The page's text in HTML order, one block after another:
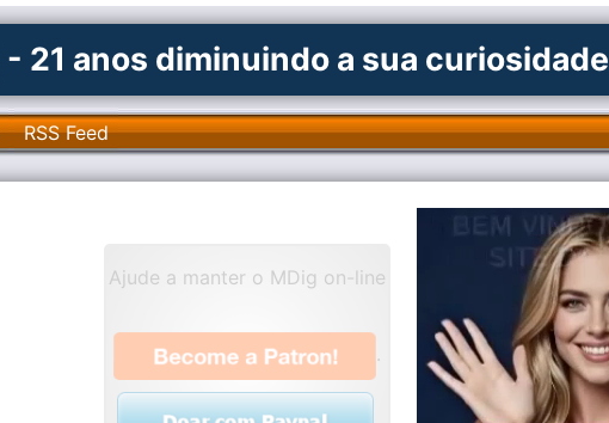
- 21 anos diminuindo a sua curiosidade
RSS Feed
Ajude a manter o MDig on-line
.